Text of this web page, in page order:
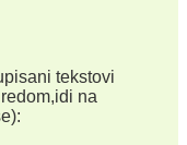
tekstovi
na